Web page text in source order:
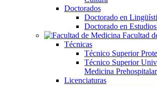
Doctorados
Doctorado en
Doctorado en
Facultad
Técnicas
Técnico Superior
Técnico Superior
Medicina
Licenciaturas